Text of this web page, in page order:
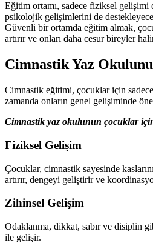
Eğitim ortamı, sadece fiziksel gelişimi
psikolojik gelişimlerini de
Güvenli bir ortamda eğitim almak,
artırır ve onları daha cesur bireyler
Cimnastik Yaz
Cimnastik eğitimi, çocuklar için
zamanda onların genel gelişiminde
Cimnastik yaz okulunun çocuklar için
Fiziksel Gelişim
Çocuklar, cimnastik sayesinde
artırır, dengeyi geliştirir ve
Zihinsel Gelişim
Odaklanma, dikkat, sabır ve disiplin
ile gelişir.